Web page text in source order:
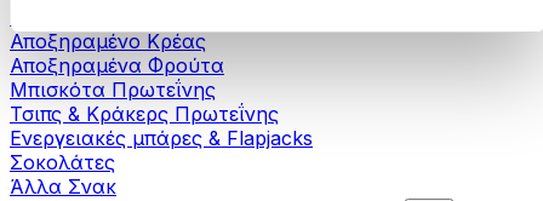
Αποξηραμένο Κρέας
Αποξηραμένα Φρούτα
Μπισκότα Πρωτεΐνης
Τσιπς & Kράκερς Πρωτεΐνης
Ενεργειακές μπάρες & Flapjacks
Σοκολάτες
Άλλα Σνακ